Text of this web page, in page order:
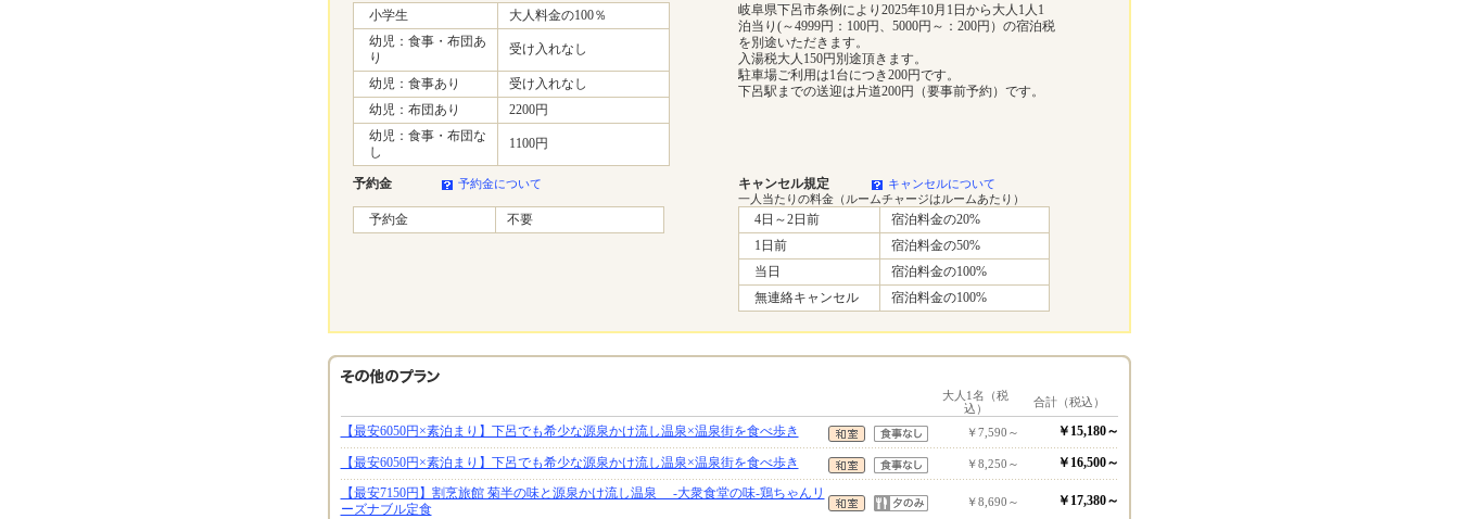
小学生
大人料金の100％
幼児：食事・布団あ
り
受け入れなし
幼児：食事あり
受け入れなし
幼児：布団あり
2200円
幼児：食事・布団な
し
1100円
岐阜県下呂市条例により2025年10月1日から大人1人1
泊当り(～4999円：100円、5000円～：200円）の宿泊税
を別途いただきます。
入湯税大人150円別途頂きます。
駐車場ご利用は1台につき200円です。
下呂駅までの送迎は片道200円（要事前予約）です。
予約金 予約金について キャンセル規定
キャンセルについて
一人当たりの料金（ルームチャージはルームあたり）
予約金 不要 4日～2日前
宿泊料金の20%
1日前
宿泊料金の50%
当日
宿泊料金の100%
無連絡キャンセル
宿泊料金の100%
大人1名（税
込）
合計（税込）
【最安6050円×素泊まり】下呂でも希少な源泉かけ流し温泉×温泉街を食べ歩き ￥7,590～ ￥15,180～
【最安6050円×素泊まり】下呂でも希少な源泉かけ流し温泉×温泉街を食べ歩き ￥8,250～
￥16,500～
【最安7150円】割烹旅館 菊半の味と源泉かけ流し温泉 -大衆食堂の味-鶏ちゃんリ
ーズナブル定食
￥8,690～ ￥17,380～